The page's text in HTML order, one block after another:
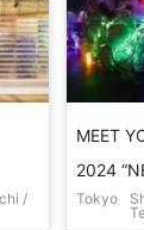
/
MEET
2024
Tokyo